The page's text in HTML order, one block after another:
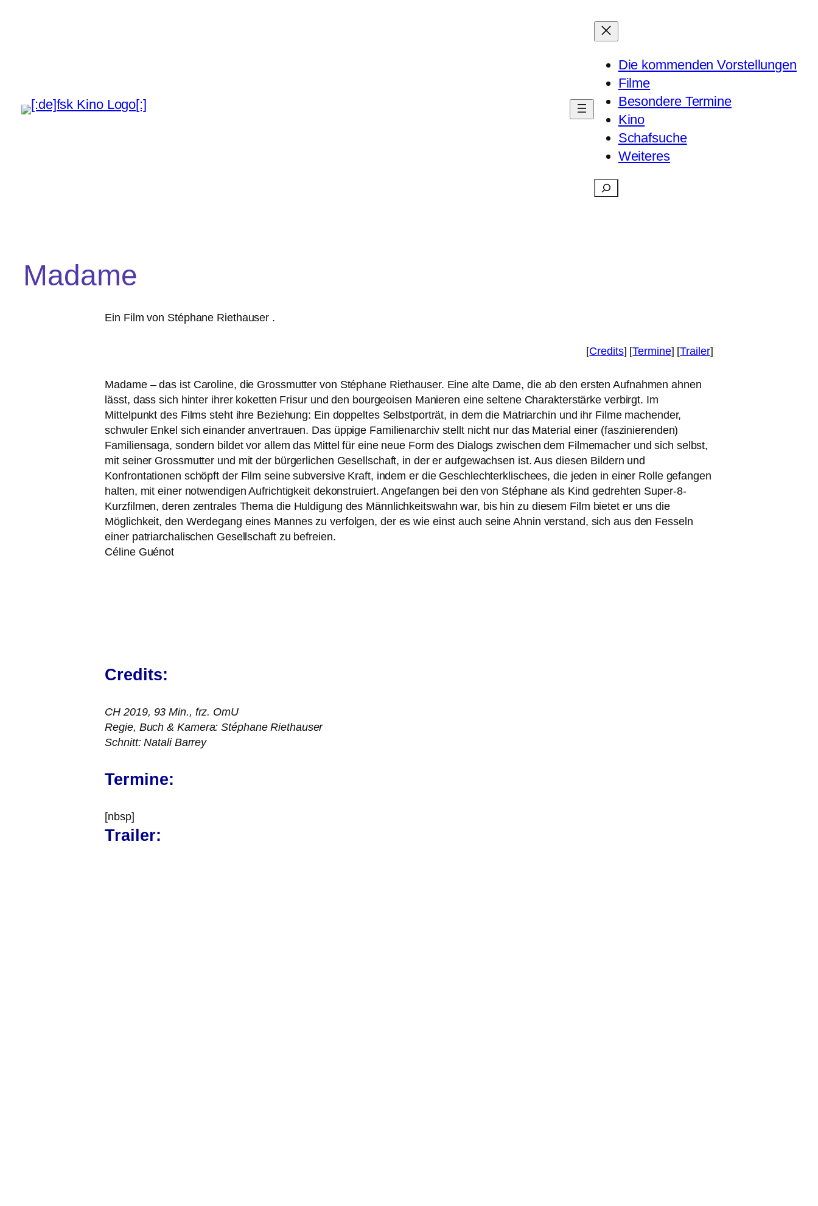
Die kommenden Vorstellungen
Filme
Besondere Termine
Kino
Schafsuche
Weiteres
Suchen
Madame
Ein Film von Stéphane Riethauser .
[Credits] [Termine] [Trailer]
Madame – das ist Caroline, die Grossmutter von Stéphane Riethauser. Eine alte Dame, die ab den ers­ten Aufnahmen ahnen
lässt, dass sich hin­ter ihrer koket­ten Frisur und den bour­geoi­sen Manieren eine sel­te­ne Charakterstärke ver­birgt. Im
Mittelpunkt des Films steht ihre Beziehung: Ein dop­pel­tes Selbstporträt, in dem die Matriarchin und ihr Filme machen­der,
schwu­ler Enkel sich ein­an­der anver­trau­en. Das üppi­ge Familienarchiv stellt nicht nur das Material einer (fas­zi­nie­ren­den)
Familiensaga, son­dern bil­det vor allem das Mittel für eine neue Form des Dialogs zwi­schen dem Filmemacher und sich selbst,
mit sei­ner Grossmutter und mit der bür­ger­li­chen Gesellschaft, in der er auf­ge­wach­sen ist. Aus die­sen Bildern und
Konfrontationen schöpft der Film sei­ne sub­ver­si­ve Kraft, indem er die Geschlechterklischees, die jeden in einer Rolle gefan­gen
hal­ten, mit einer not­wen­di­gen Aufrichtigkeit dekon­stru­iert. Angefangen bei den von Stéphane als Kind gedreh­ten Super-8-
Kurzfilmen, deren zen­tra­les Thema die Huldigung des Männlichkeitswahn war, bis hin zu die­sem Film bie­tet er uns die
Möglichkeit, den Werdegang eines Mannes zu ver­fol­gen, der es wie einst auch sei­ne Ahnin ver­stand, sich aus den Fesseln
einer patri­ar­cha­li­schen Gesellschaft zu befreien.
Céline Guénot
Credits:
CH 2019, 93 Min., frz. OmU
Regie, Buch& Kamera: Stéphane Riethauser
Schnitt: Natali Barrey
Termine:
[nbsp]
Trailer: